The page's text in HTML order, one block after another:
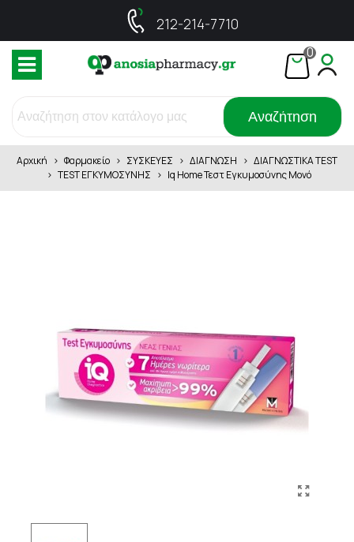
212-214-7710
0
Αναζήτηση
Αρχική > Φαρμακείο > ΣΥΣΚΕΥΕΣ > ΔΙΑΓΝΩΣΗ > ΔΙΑΓΝΩΣΤΙΚΑ TEST
> TEST ΕΓΚΥΜΟΣΥΝΗΣ > Iq Home Τεστ Εγκυμοσύνης Μονό